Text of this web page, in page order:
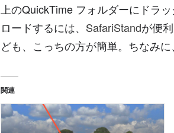
上のQuickTime フォルダーにドラ
ロードするには、 SafariStandが便
ども、こっちの方が簡単。ちなみ
関連